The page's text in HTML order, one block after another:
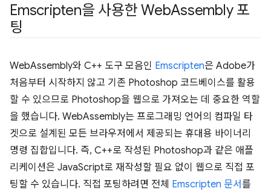
Emscripten을 사용한 WebAssembly 포
팅
WebAssembly와 C++ 도구 모음인 Emscripten은 Adobe가
처음부터 시작하지 않고 기존 Photoshop 코드베이스를 활용
할 수 있으므로 Photoshop을 웹으로 가져오는 데 중요한 역할
을 했습니다. WebAssembly는 프로그래밍 언어의 컴파일 타
겟으로 설계된 모든 브라우저에서 제공되는 휴대용 바이너리
명령 집합입니다. 즉, C++로 작성된 Photoshop과 같은 애플
리케이션은 JavaScript로 재작성할 필요 없이 웹으로 직접 포
팅할 수 있습니다. 직접 포팅하려면 전체 Emscripten 문서를